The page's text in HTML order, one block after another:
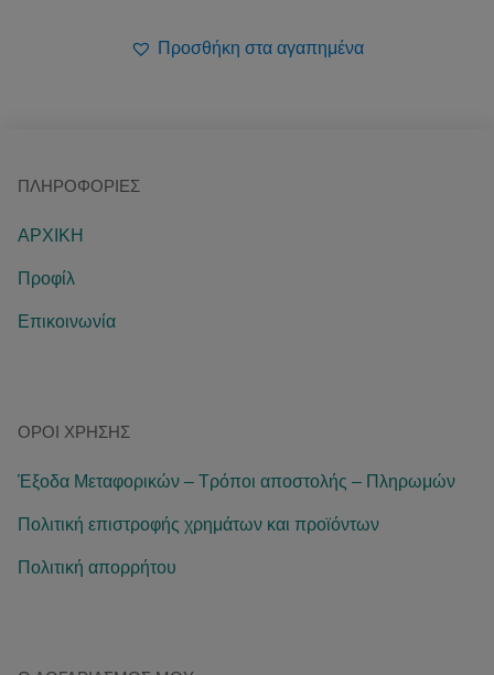
Προσθήκη στα αγαπημένα
ΠΛΗΡΟΦΟΡΊΕΣ
ΑΡΧΙΚΗ
Προφίλ
Επικοινωνία
ΌΡΟΙ ΧΡΉΣΗΣ
Έξοδα Μεταφορικών – Τρόποι αποστολής – Πληρωμών
Πολιτική επιστροφής χρημάτων και προϊόντων
Πολιτική απορρήτου